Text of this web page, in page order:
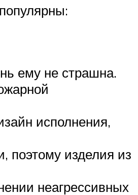
ему не страшна.
исполнения,
поэтому изделия из
неагрессивных